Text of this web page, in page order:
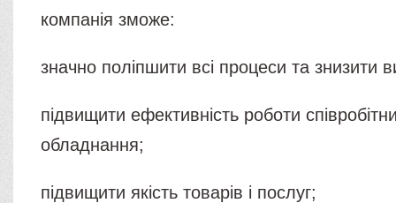
компанія зможе:
значно поліпшити всі процеси та знизити
підвищити ефективність роботи
обладнання;
підвищити якість товарів і послуг;